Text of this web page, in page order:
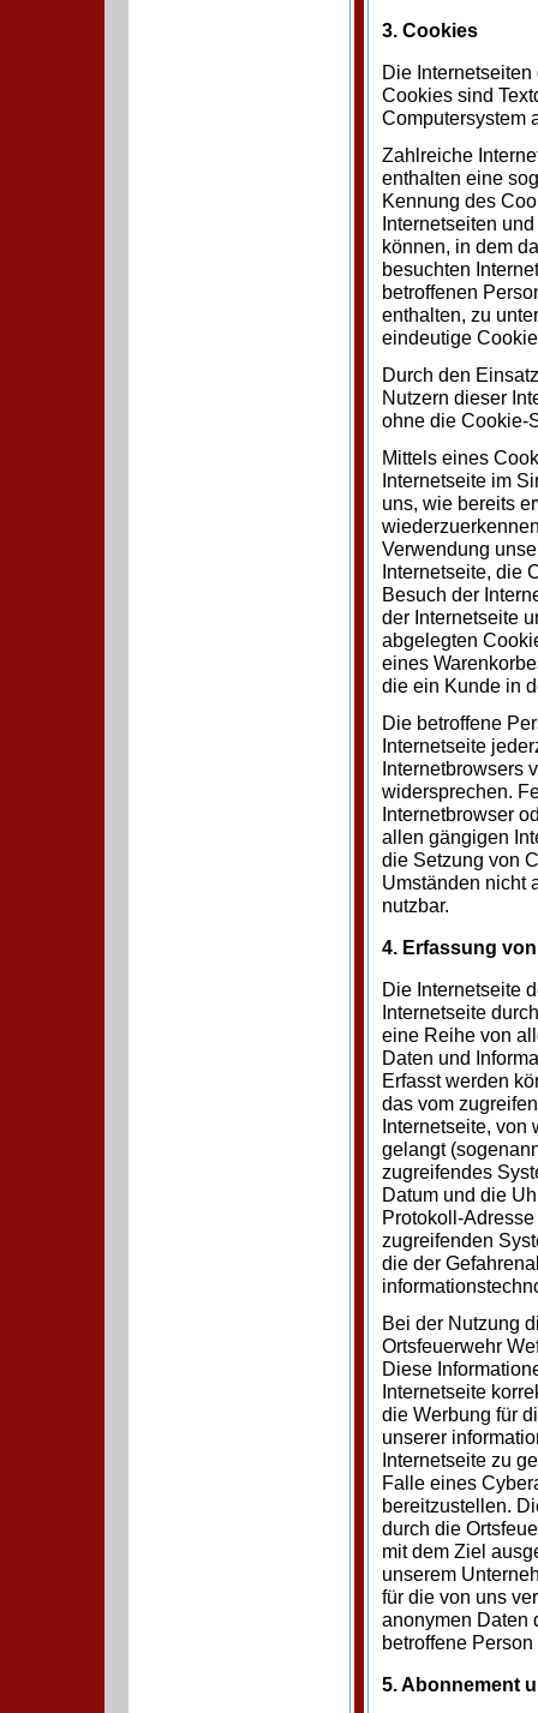
3. Cookies
Die
Cookies sind
Computersystem
Zahlreiche
enthalten eine
Kennung des
Internetseiten
können, in dem
besuchten
betroffenen
enthalten, zu
eindeutige
Durch den
Nutzern dieser
ohne die Cookie-
Mittels eines
Internetseite im
uns, wie bereits
Verwendung
Internetseite, die
Besuch der
der Internetseite
abgelegten
eines
die ein Kunde in
Die betroffene
Internetseite
Internetbrowsers
widersprechen.
Internetbrowser
allen gängigen
die Setzung von
Umständen nicht
nutzbar.
4. Erfassung
Die Internetseite
Internetseite
eine Reihe von
Daten und
Erfasst werden
das vom
Internetseite, von
gelangt
zugreifendes
Datum und die
Protokoll-
zugreifenden
die der
Bei der Nutzung
Ortsfeuerwehr
Diese
Internetseite
die Werbung für
unserer
Internetseite zu
Falle eines
bereitzustellen.
durch die
mit dem Ziel
unserem
für die von uns
anonymen Daten
betroffene
5. Abonnement